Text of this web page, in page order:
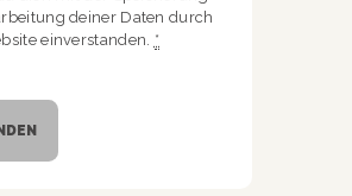
deiner Daten durch
einverstanden. *